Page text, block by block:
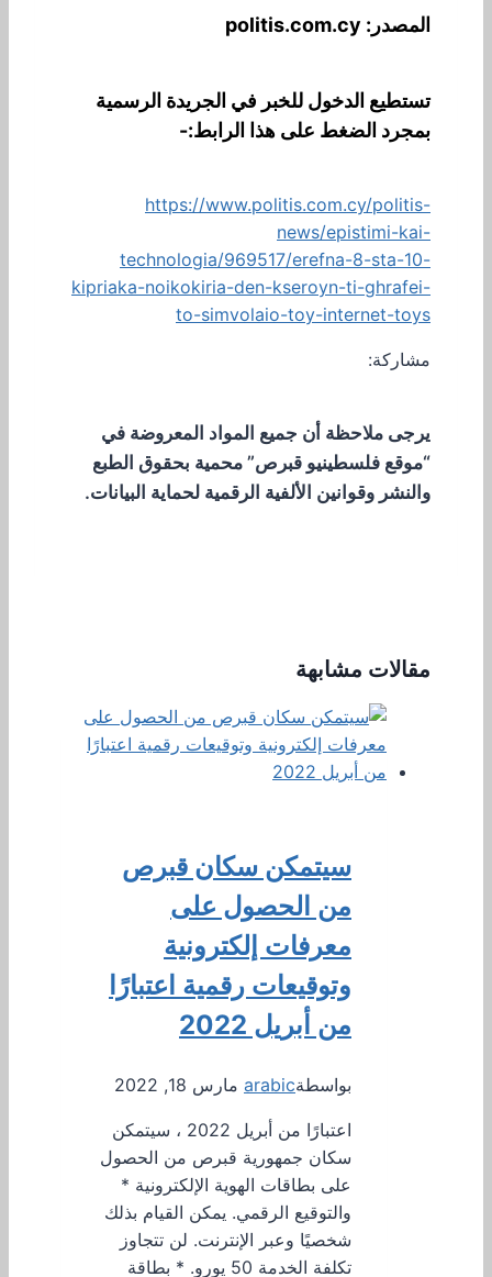
المصدر: politis.com.cy
تستطيع الدخول للخبر في الجريدة الرسمية
بمجرد الضغط على هذا الرابط:-
https://www.politis.com.cy/politis-
news/epistimi-kai-
technologia/969517/erefna-8-sta-10-
kipriaka-noikokiria-den-kseroyn-ti-ghrafei-
to-simvolaio-toy-internet-toys
مشاركة:
يرجى ملاحظة أن جميع المواد المعروضة في
“موقع فلسطينيو قبرص” محمية بحقوق الطبع
والنشر وقوانين الألفية الرقمية لحماية البيانات.
مقالات مشابهة
سيتمكن سكان قبرص
من الحصول على
معرفات إلكترونية
وتوقيعات رقمية اعتبارًا
من أبريل 2022
بواسطةarabic مارس 18, 2022
اعتبارًا من أبريل 2022 ، سيتمكن
سكان جمهورية قبرص من الحصول
على بطاقات الهوية الإلكترونية *
والتوقيع الرقمي. يمكن القيام بذلك
شخصيًا وعبر الإنترنت. لن تتجاوز
تكلفة الخدمة 50 يورو. * بطاقة